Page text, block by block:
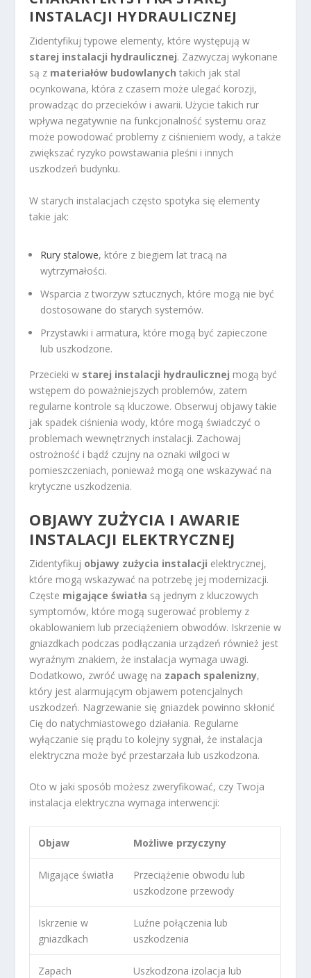
INSTALACJI HYDRAULICZNEJ
Zidentyfikuj typowe elementy, które występują w
starej instalacji hydraulicznej. Zazwyczaj wykonane
są z materiałów budowlanych takich jak stal
ocynkowana, która z czasem może ulegać korozji,
prowadząc do przecieków i awarii. Użycie takich rur
wpływa negatywnie na funkcjonalność systemu oraz
może powodować problemy z ciśnieniem wody, a także
zwiększać ryzyko powstawania pleśni i innych
uszkodzeń budynku.
W starych instalacjach często spotyka się elementy
takie jak:
Rury stalowe, które z biegiem lat tracą na
wytrzymałości.
Wsparcia z tworzyw sztucznych, które mogą nie być
dostosowane do starych systemów.
Przystawki i armatura, które mogą być zapieczone
lub uszkodzone.
Przecieki w starej instalacji hydraulicznej mogą być
wstępem do poważniejszych problemów, zatem
regularne kontrole są kluczowe. Obserwuj objawy takie
jak spadek ciśnienia wody, które mogą świadczyć o
problemach wewnętrznych instalacji. Zachowaj
ostrożność i bądź czujny na oznaki wilgoci w
pomieszczeniach, ponieważ mogą one wskazywać na
krytyczne uszkodzenia.
OBJAWY ZUŻYCIA I AWARIE
INSTALACJI ELEKTRYCZNEJ
Zidentyfikuj objawy zużycia instalacji elektrycznej,
które mogą wskazywać na potrzebę jej modernizacji.
Częste migające światła są jednym z kluczowych
symptomów, które mogą sugerować problemy z
okablowaniem lub przeciążeniem obwodów. Iskrzenie w
gniazdkach podczas podłączania urządzeń również jest
wyraźnym znakiem, że instalacja wymaga uwagi.
Dodatkowo, zwróć uwagę na zapach spalenizny,
który jest alarmującym objawem potencjalnych
uszkodzeń. Nagrzewanie się gniazdek powinno skłonić
Cię do natychmiastowego działania. Regularne
wyłączanie się prądu to kolejny sygnał, że instalacja
elektryczna może być przestarzała lub uszkodzona.
Oto w jaki sposób możesz zweryfikować, czy Twoja
instalacja elektryczna wymaga interwencji:
Objaw Możliwe przyczyny
Migające światła
Przeciążenie obwodu lub
uszkodzone przewody
Iskrzenie w
gniazdkach
Luźne połączenia lub
uszkodzenia
Zapach
Uszkodzona izolacja lub